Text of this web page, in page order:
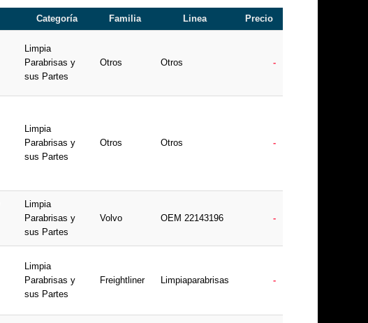
Categoría Familia Linea Precio
Limpia
Parabrisas y
sus Partes
Otros Otros -
Limpia
Parabrisas y
sus Partes
Otros Otros -
Limpia
Parabrisas y
sus Partes
Volvo OEM 22143196 -
Limpia
Parabrisas y
sus Partes
Freightliner Limpiaparabrisas -